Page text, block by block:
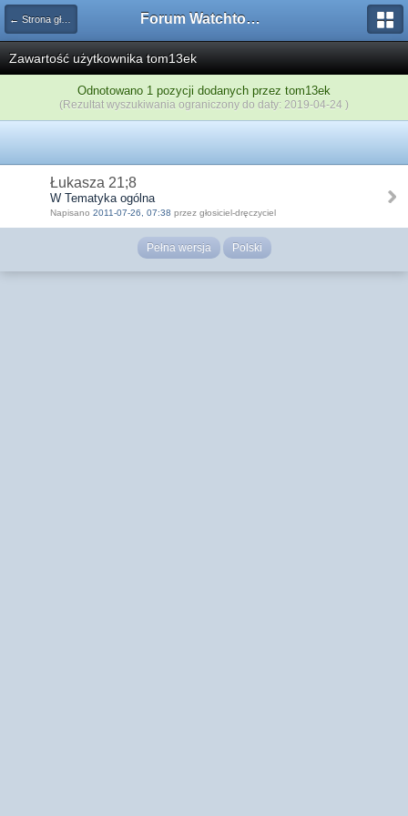
← Strona główna Forum Watchtower
Zawartość użytkownika tom13ek
Odnotowano 1 pozycji dodanych przez tom13ek
(Rezultat wyszukiwania ograniczony do daty: 2019-04-24 )
Łukasza 21;8
W Tematyka ogólna
Napisano 2011-07-26, 07:38 przez głosiciel-dręczyciel
Pełna wersja Polski